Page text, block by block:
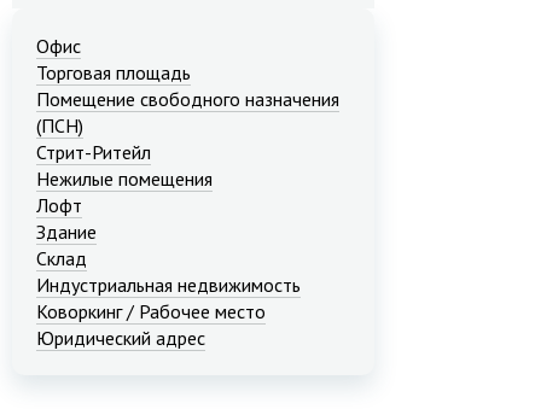
Офис
Торговая площадь
Помещение свободного назначения
(ПСН)
Стрит-Ритейл
Нежилые помещения
Лофт
Здание
Склад
Индустриальная недвижимость
Коворкинг / Рабочее место
Юридический адрес